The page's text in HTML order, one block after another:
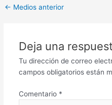
← Medios anterior
Deja una
Tu dirección de correo
campos obligatorios están
Comentario *